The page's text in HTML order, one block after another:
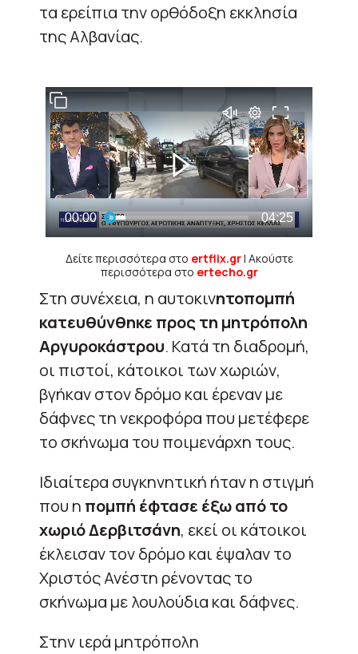
τα ερείπια την ορθόδοξη εκκλησία
της Αλβανίας.
Δείτε περισσότερα στο ertflix.gr| Ακούστε
περισσότερα στο ertecho.gr
Στη συνέχεια, η αυτοκινητοπομπή
κατευθύνθηκε προς τη μητρόπολη
Αργυροκάστρου. Κατά τη διαδρομή,
οι πιστοί, κάτοικοι των χωριών,
βγήκαν στον δρόμο και έρεναν με
δάφνες τη νεκροφόρα που μετέφερε
το σκήνωμα του ποιμενάρχη τους.
Ιδιαίτερα συγκηνητική ήταν η στιγμή
που η πομπή έφτασε έξω από το
χωριό Δερβιτσάνη, εκεί οι κάτοικοι
έκλεισαν τον δρόμο και έψαλαν το
Χριστός Ανέστη ρένοντας το
σκήνωμα με λουλούδια και δάφνες.
Στην ιερά μητρόπολη